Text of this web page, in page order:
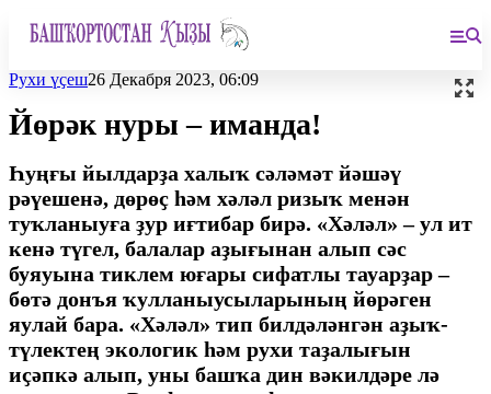
Рухи үҫеш26 Декабря 2023, 06:09
Йөрәк нуры – иманда!
Һуңғы йылдарҙа халыҡ сәләмәт йәшәү
рәүешенә, дөрөҫ һәм хәләл ризыҡ менән
туҡланыуға ҙур иғтибар бирә. «Хәләл» – ул ит
кенә түгел, балалар аҙығынан алып сәс
буяуына тиклем юғары сифатлы тауарҙар –
бөтә донъя ҡулланыусыларының йөрәген
яулай бара. «Хәләл» тип билдәләнгән аҙыҡ-
түлектең экологик һәм рухи таҙалығын
иҫәпкә алып, уны башҡа дин вәкилдәре лә